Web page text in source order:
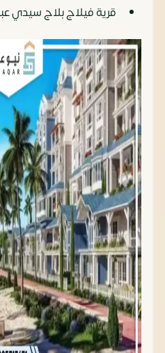
قرية فيلاج بلاج سيدي